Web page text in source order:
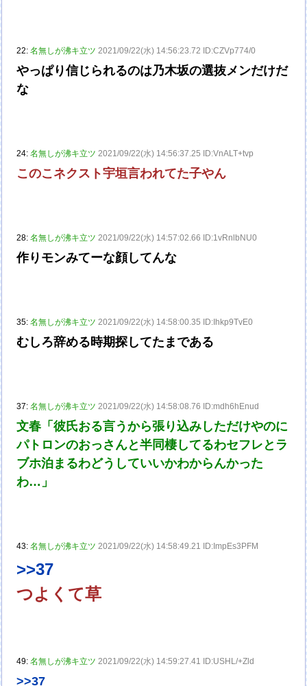
22:名無しが沸キ立ツ 2021/09/22(水) 14:56:23.72 ID:CZVp774/0
やっぱり信じられるのは乃木坂の選抜メンだけだ
な
24:名無しが沸キ立ツ 2021/09/22(水) 14:56:37.25 ID:VnALT+tvp
このこネクスト宇垣言われてた子やん
28:名無しが沸キ立ツ 2021/09/22(水) 14:57:02.66 ID:1vRnlbNU0
作りモンみてーな顔してんな
35:名無しが沸キ立ツ 2021/09/22(水) 14:58:00.35 ID:Ihkp9TvE0
むしろ辞める時期探してたまである
37:名無しが沸キ立ツ 2021/09/22(水) 14:58:08.76 ID:mdh6hEnud
文春「彼氏おる言うから張り込みしただけやのに
パトロンのおっさんと半同棲してるわセフレとラ
ブホ泊まるわどうしていいかわからんかった
わ…」
43:名無しが沸キ立ツ 2021/09/22(水) 14:58:49.21 ID:ImpEs3PFM
>>37
つよくて草
49:名無しが沸キ立ツ 2021/09/22(水) 14:59:27.41 ID:USHL/+Zld
>>37